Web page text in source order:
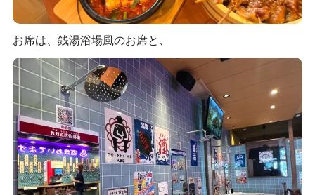
お席は、銭湯浴場風のお席と、